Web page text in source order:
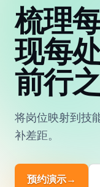
梳理
现每
前行之
将岗位映射到技
补差距。
预约演示→